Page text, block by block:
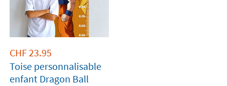
CHF 23.95
Toise personnalisable
enfant Dragon Ball